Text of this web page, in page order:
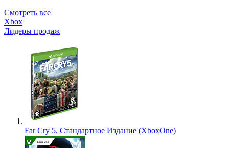
Смотреть все
Xbox
Лидеры продаж
Far Cry 5. Стандартное Издание (XboxOne)